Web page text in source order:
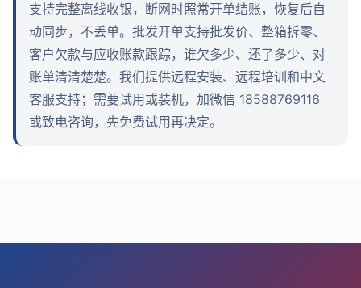
支持完整离线收银，断网时照常开单结账，恢复后自
动同步，不丢单。批发开单支持批发价、整箱拆零、
客户欠款与应收账款跟踪，谁欠多少、还了多少、对
账单清清楚楚。我们提供远程安装、远程培训和中文
客服支持；需要试用或装机，加微信 18588769116
或致电咨询，先免费试用再决定。